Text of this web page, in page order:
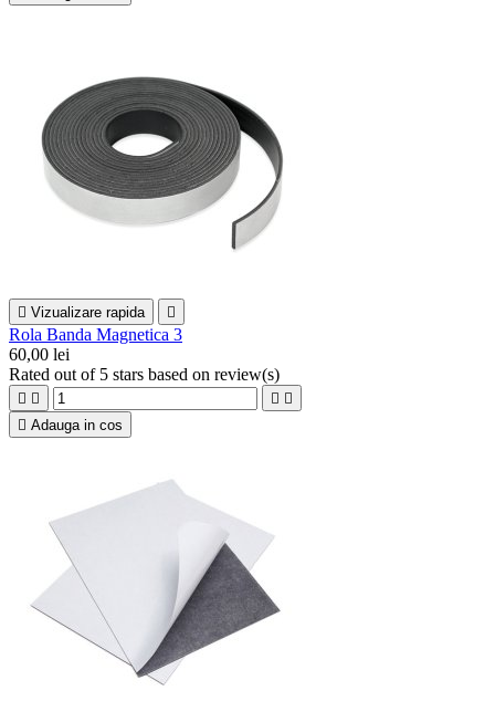
 Vizualizare rapida 
Rola Banda Magnetica 3
60,00 lei
Rated out of 5 stars based on review(s)
   
 Adauga in cos